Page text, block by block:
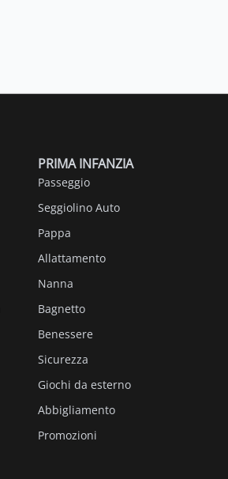
PRIMA INFANZIA
Passeggio
Seggiolino Auto
Pappa
Allattamento
Nanna
Bagnetto
Benessere
Sicurezza
Giochi da esterno
Abbigliamento
Promozioni